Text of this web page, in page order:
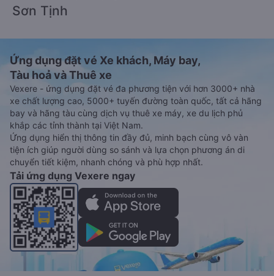
Sơn Tịnh
Ứng dụng đặt vé Xe khách, Máy bay,
Tàu hoả và Thuê xe
Vexere - ứng dụng đặt vé đa phương tiện với hơn 3000+ nhà
xe chất lượng cao, 5000+ tuyến đường toàn quốc, tất cả hãng
bay và hãng tàu cùng dịch vụ thuê xe máy, xe du lịch phủ
khắp các tỉnh thành tại Việt Nam.
Ứng dụng hiển thị thông tin đầy đủ, minh bạch cùng vô vàn
tiện ích giúp người dùng so sánh và lựa chọn phương án di
chuyển tiết kiệm, nhanh chóng và phù hợp nhất.
Tải ứng dụng Vexere ngay